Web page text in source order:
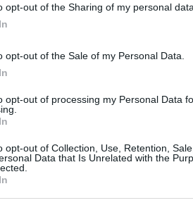
opt-out of the Sharing of my personal data.
opt-out of the Sale of my Personal Data.
opt-out of processing my Personal Data
opt-out of Collection, Use, Retention,
Data that Is Unrelated with the
επιχειρήσεις,
και πόσα θα πάρουν
παράταση η μείωση